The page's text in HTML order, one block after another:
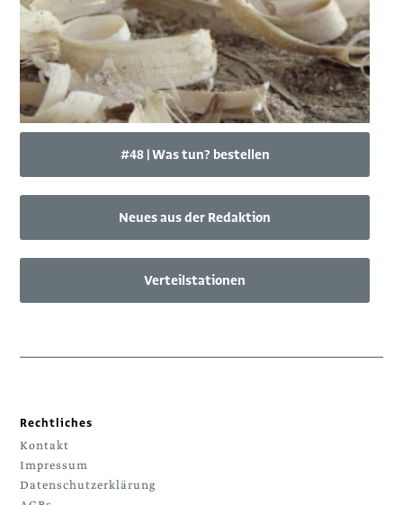
#48 | Was tun? bestellen
Neues aus der Redaktion
Verteilstationen
Rechtliches
Kontakt
Impressum
Datenschutzerklärung